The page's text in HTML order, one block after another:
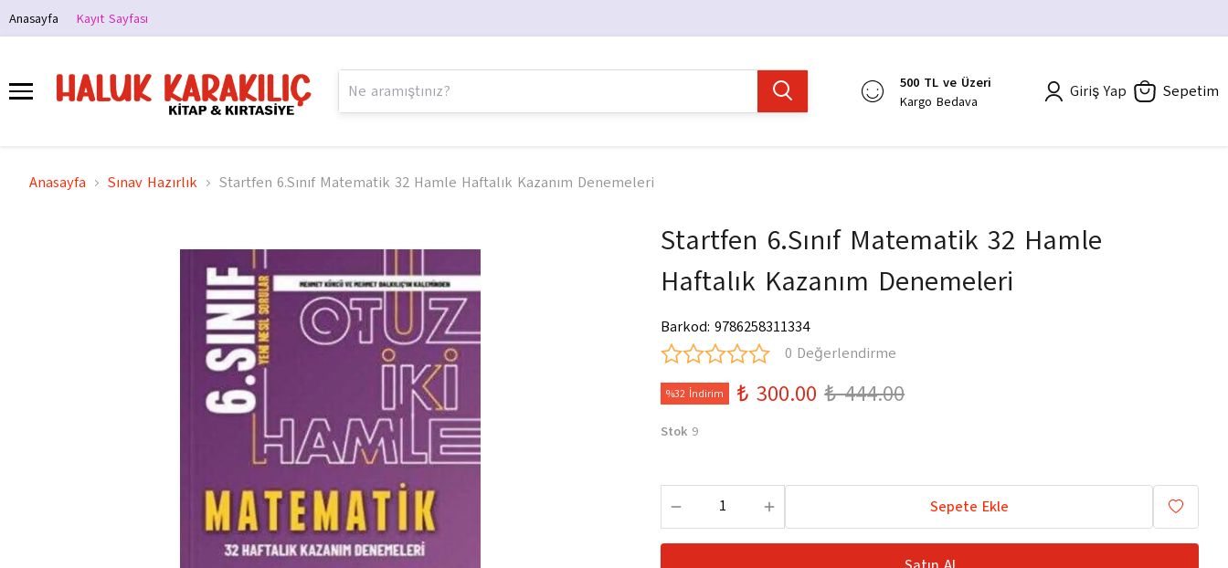
Anasayfa Kayıt Sayfası
500 TL ve Üzeri
Kargo Bedava
Giriş Yap Sepetim
Anasayfa Sınav Hazırlık Startfen 6.Sınıf Matematik 32 Hamle Haftalık Kazanım Denemeleri
Startfen 6.Sınıf Matematik 32 Hamle
Haftalık Kazanım Denemeleri
Barkod:9786258311334
0 Değerlendirme
%32 İndirim ₺ 300.00 ₺ 444.00
Stok 9
Sepete Ekle